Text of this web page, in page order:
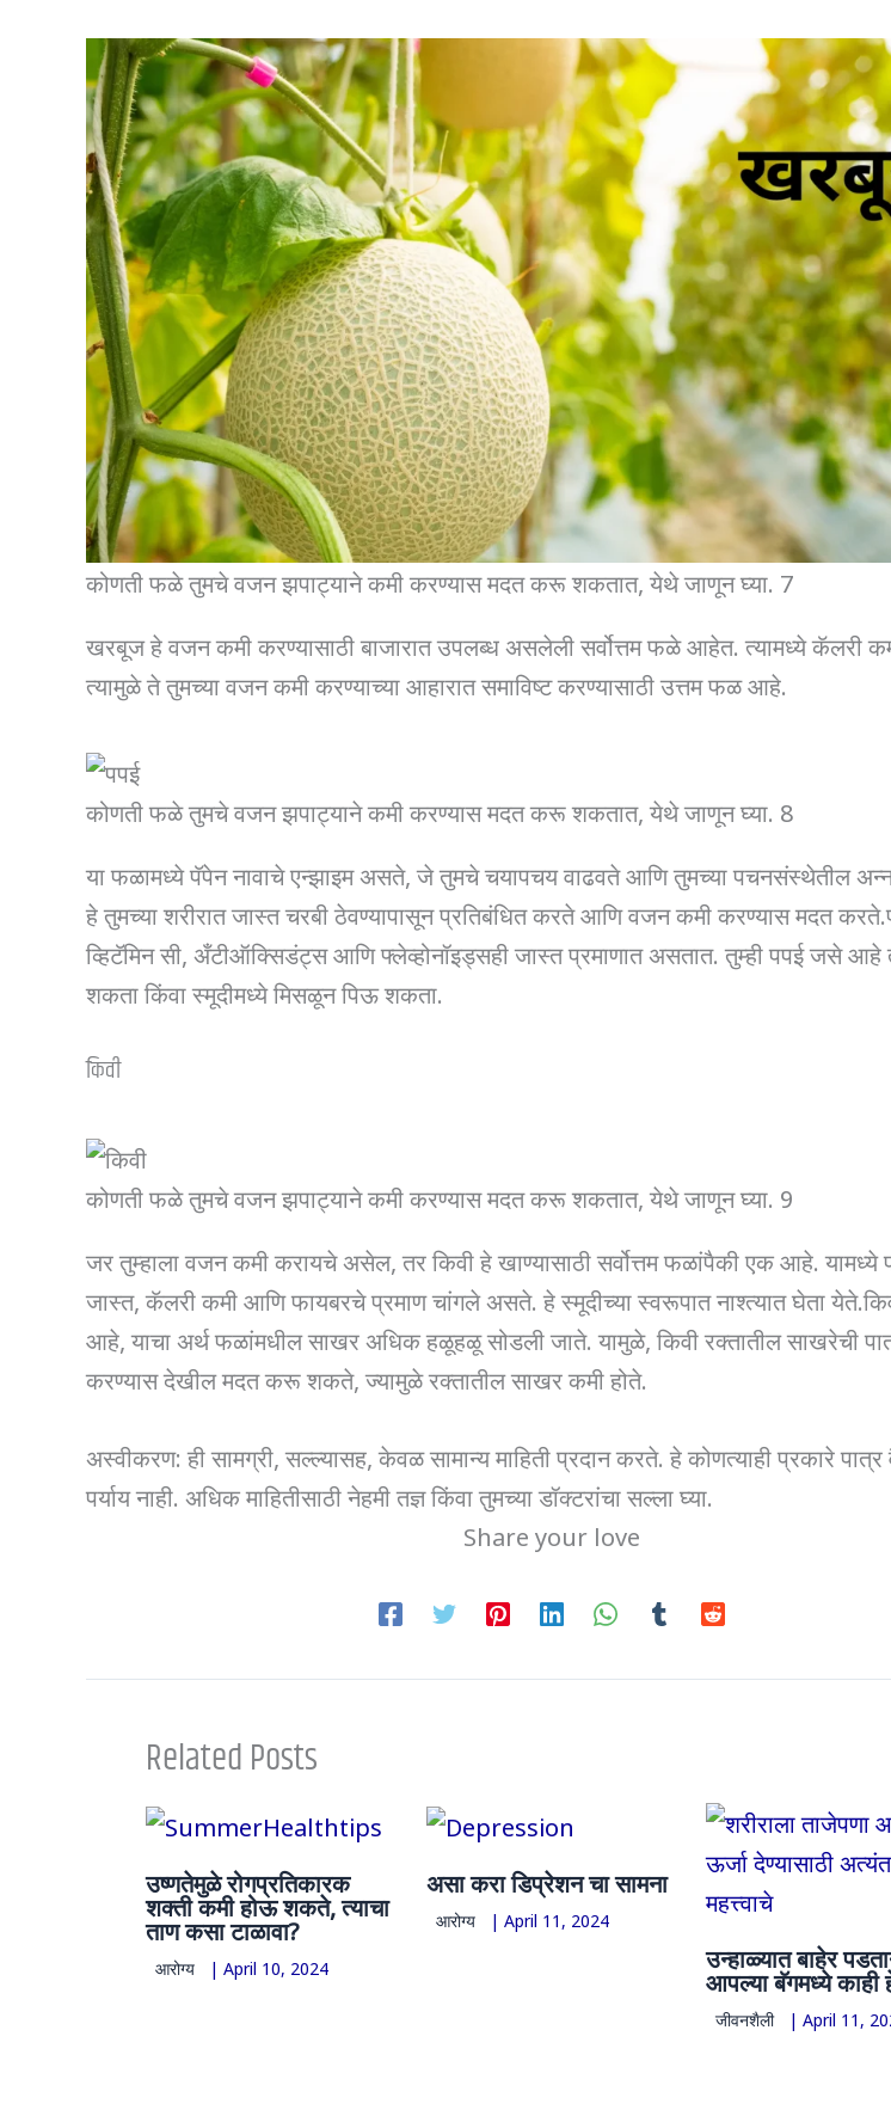
कोणती फळे तुमचे वजन झपाट्याने कमी करण्यास मदत करू शकतात, येथे जाणून घ्या. 7
खरबूज हे वजन कमी करण्यासाठी बाजारात उपलब्ध असलेली सर्वोत्तम फळे आहेत. त्यामध्ये कॅलरी
त्यामुळे ते तुमच्या वजन कमी करण्याच्या आहारात समाविष्ट करण्यासाठी उत्तम फळ आहे.
कोणती फळे तुमचे वजन झपाट्याने कमी करण्यास मदत करू शकतात, येथे जाणून घ्या. 8
या फळामध्ये पॅपेन नावाचे एन्झाइम असते, जे तुमचे चयापचय वाढवते आणि तुमच्या पचनसंस्थेतील
हे तुमच्या शरीरात जास्त चरबी ठेवण्यापासून प्रतिबंधित करते आणि वजन कमी करण्यास मदत
व्हिटॅमिन सी, अँटीऑक्सिडंट्स आणि फ्लेव्होनॉइड्सही जास्त प्रमाणात असतात. तुम्ही पपई जसे
शकता किंवा स्मूदीमध्ये मिसळून पिऊ शकता.
किवी
कोणती फळे तुमचे वजन झपाट्याने कमी करण्यास मदत करू शकतात, येथे जाणून घ्या. 9
जर तुम्हाला वजन कमी करायचे असेल, तर किवी हे खाण्यासाठी सर्वोत्तम फळांपैकी एक आहे. यामध्ये
जास्त, कॅलरी कमी आणि फायबरचे प्रमाण चांगले असते. हे स्मूदीच्या स्वरूपात नाश्त्यात घेता
आहे, याचा अर्थ फळांमधील साखर अधिक हळूहळू सोडली जाते. यामुळे, किवी रक्तातील साखरेची
करण्यास देखील मदत करू शकते, ज्यामुळे रक्तातील साखर कमी होते.
अस्वीकरण: ही सामग्री, सल्ल्यासह, केवळ सामान्य माहिती प्रदान करते. हे कोणत्याही प्रकारे पात्र
पर्याय नाही. अधिक माहितीसाठी नेहमी तज्ञ किंवा तुमच्या डॉक्टरांचा सल्ला घ्या.
Share your love
Related Posts
उष्णतेमुळे रोगप्रतिकारक
शक्ती कमी होऊ शकते, त्याचा
ताण कसा टाळावा?
आरोग्य | April 10, 2024
असा करा डिप्रेशन चा सामना
आरोग्य | April 11, 2024
उन्हाळ्यात बाहेर
आपल्या बॅगमध्ये काही
जीवनशैली |April 11,